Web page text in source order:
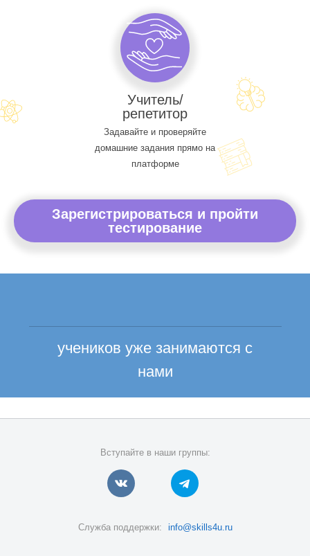
Учитель/
репетитор
Задавайте и проверяйте
домашние задания прямо на
платформе
Зарегистрироваться и пройти
тестирование
учеников уже занимаются с
нами
Вступайте в наши группы:
Служба поддержки: info@skills4u.ru